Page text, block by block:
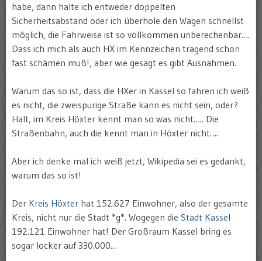
habe, dann halte ich entweder doppelten
Sicherheitsabstand oder ich überhole den Wagen schnellst
möglich, die Fahrweise ist so vollkommen unberechenbar….
Dass ich mich als auch HX im Kennzeichen tragend schon
fast schämen muß!, aber wie gesagt es gibt Ausnahmen.
Warum das so ist, dass die HXer in Kassel so fahren ich weiß
es nicht, die zweispurige Straße kann es nicht sein, oder?
Halt, im Kreis Höxter kennt man so was nicht….. Die
Straßenbahn, auch die kennt man in Höxter nicht….
Aber ich denke mal ich weiß jetzt, Wikipedia sei es gedankt,
warum das so ist!
Der Kreis Höxter hat 152.627 Einwohner, also der gesamte
Kreis, nicht nur die Stadt *g*. Wogegen die Stadt Kassel
192.121 Einwohner hat! Der Großraum Kassel bring es
sogar locker auf 330.000…